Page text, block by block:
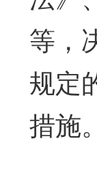
等，
规定
措施。